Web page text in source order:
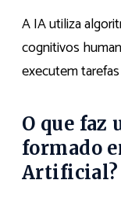
A IA utiliza
cognitivos
executem
O que
formado
Artificial?